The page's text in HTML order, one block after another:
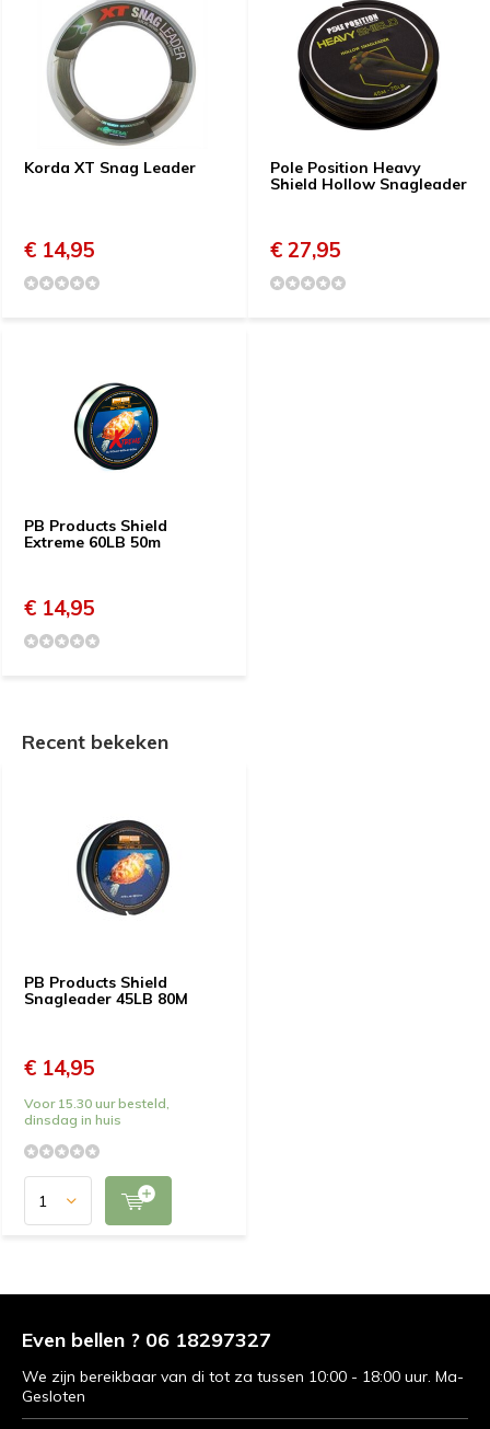
Korda XT Snag Leader
€ 14,95
Pole Position Heavy
Shield Hollow Snagleader
€ 27,95
PB Products Shield
Extreme 60LB 50m
€ 14,95
Recent bekeken
PB Products Shield
Snagleader 45LB 80M
€ 14,95
Voor 15.30 uur besteld,
dinsdag in huis
Even bellen ? 06 18297327
We zijn bereikbaar van di tot za tussen 10:00 - 18:00 uur. Ma-
Gesloten